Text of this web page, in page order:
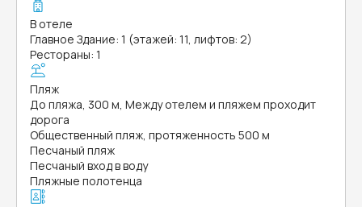
В отеле
Главное Здание: 1 (этажей: 11, лифтов: 2)
Рестораны: 1
Пляж
До пляжа, 300 м, Между отелем и пляжем проходит
дорога
Общественный пляж, протяженность 500 м
Песчаный пляж
Песчаный вход в воду
Пляжные полотенца